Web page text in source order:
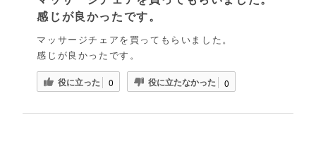
感じが良かったです。
マッサージチェアを買ってもらいました。
感じが良かったです。
役に立った 0 役に立たなかった 0